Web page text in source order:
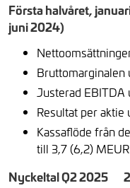
Första halvåret,
juni 2024)
Bruttomarginalen
Justerad EBITDA
Resultat per
Kassaflöde från
till 3,7 (6,2) MEUR.
Nyckeltal Q2 2025